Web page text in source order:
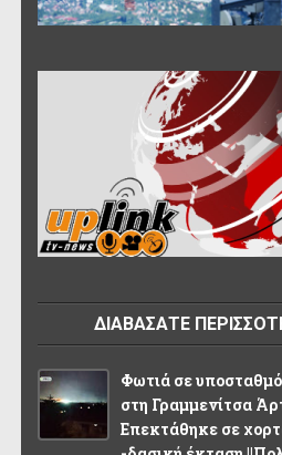
ΔΙΑΒΑΣΑΤΕ
Φωτιά σε
στη Γραμμενίτσα
Επεκτάθηκε σε